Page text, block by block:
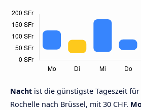
Nacht ist die günstigste Tageszeit
Rochelle nach Brüssel, mit 30 CHF.